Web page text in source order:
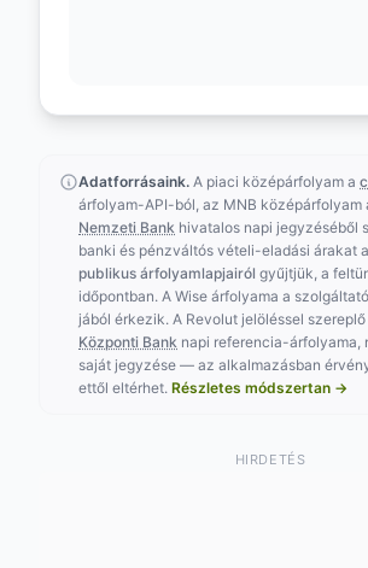
Adatforrásaink. A piaci középárfolyam a
árfolyam-API-ból, az MNB középárfolyam
Nemzeti Bank hivatalos napi jegyzéséből
banki és pénzváltós vételi-eladási árakat
publikus árfolyamlapjairól gyűjtjük, a
időpontban. A Wise árfolyama a
jából érkezik. A Revolut jelöléssel
Központi Bank napi referencia-árfolyama,
saját jegyzése — az alkalmazásban
ettől eltérhet. Részletes módszertan →
HIRDETÉS